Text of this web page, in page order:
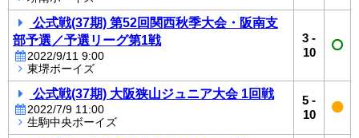
公式戦(37期) 第52回関西秋季大会・阪南支
部予選／予選リーグ第1戦
2022/9/11 9:00
東堺ボーイズ
3 -
10
公式戦(37期) 大阪狭山ジュニア大会 1回戦
2022/7/9 11:00
生駒中央ボーイズ
5 -
10